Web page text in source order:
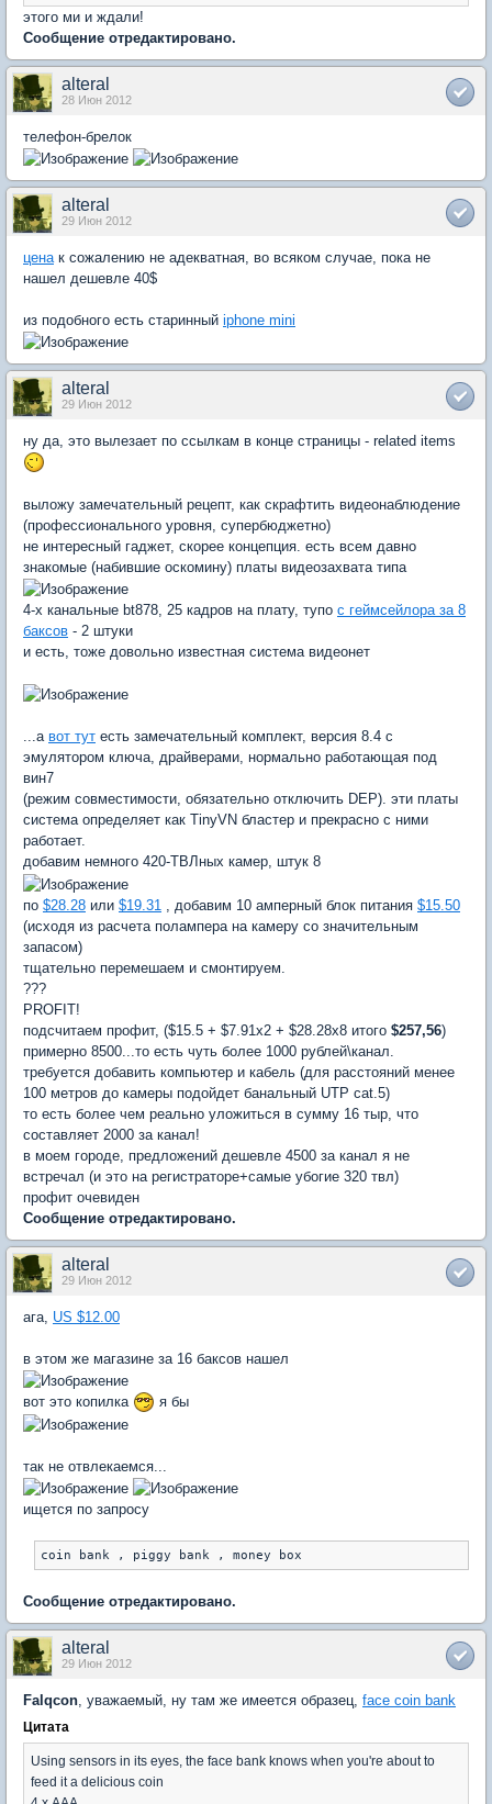
этого ми и ждали!
Сообщение отредактировано.
alteral
28 Июн 2012
телефон-брелок
alteral
29 Июн 2012
цена к сожалению не адекватная, во всяком случае, пока не
нашел дешевле 40$
из подобного есть старинный iphone mini
alteral
29 Июн 2012
ну да, это вылезает по ссылкам в конце страницы - related items
выложу замечательный рецепт, как скрафтить видеонаблюдение
(профессионального уровня, супербюджетно)
не интересный гаджет, скорее концепция. есть всем давно
знакомые (набившие оскомину) платы видеозахвата типа
4-х канальные bt878, 25 кадров на плату, тупо с геймсейлора за 8
баксов - 2 штуки
и есть, тоже довольно известная система видеонет
...а вот тут есть замечательный комплект, версия 8.4 с
эмулятором ключа, драйверами, нормально работающая под
вин7
(режим совместимости, обязательно отключить DEP). эти платы
система определяет как TinyVN бластер и прекрасно с ними
работает.
добавим немного 420-ТВЛных камер, штук 8
по $28.28 или $19.31 , добавим 10 амперный блок питания $15.50
(исходя из расчета полампера на камеру со значительным
запасом)
тщательно перемешаем и смонтируем.
???
PROFIT!
подсчитаем профит, ($15.5 + $7.91х2 + $28.28х8 итого $257,56)
примерно 8500...то есть чуть более 1000 рублей\канал.
требуется добавить компьютер и кабель (для расстояний менее
100 метров до камеры подойдет банальный UTP cat.5)
то есть более чем реально уложиться в сумму 16 тыр, что
составляет 2000 за канал!
в моем городе, предложений дешевле 4500 за канал я не
встречал (и это на регистраторе+самые убогие 320 твл)
профит очевиден
Сообщение отредактировано.
alteral
29 Июн 2012
ага, US $12.00
в этом же магазине за 16 баксов нашел
вот это копилка я бы
так не отвлекаемся...
ищется по запросу
Сообщение отредактировано.
alteral
29 Июн 2012
Falqcon, уважаемый, ну там же имеется образец, face coin bank
Цитата
Using sensors in its eyes, the face bank knows when you're about to
feed it a delicious coin